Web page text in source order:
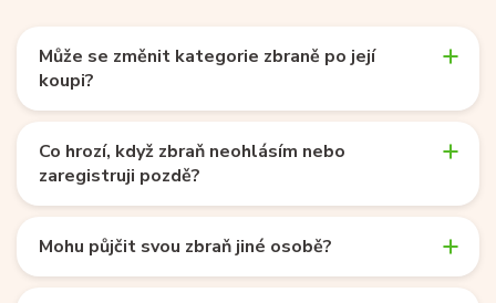
Může se změnit kategorie zbraně po její
koupi?
Co hrozí, když zbraň neohlásím nebo
zaregistruji pozdě?
Mohu půjčit svou zbraň jiné osobě?